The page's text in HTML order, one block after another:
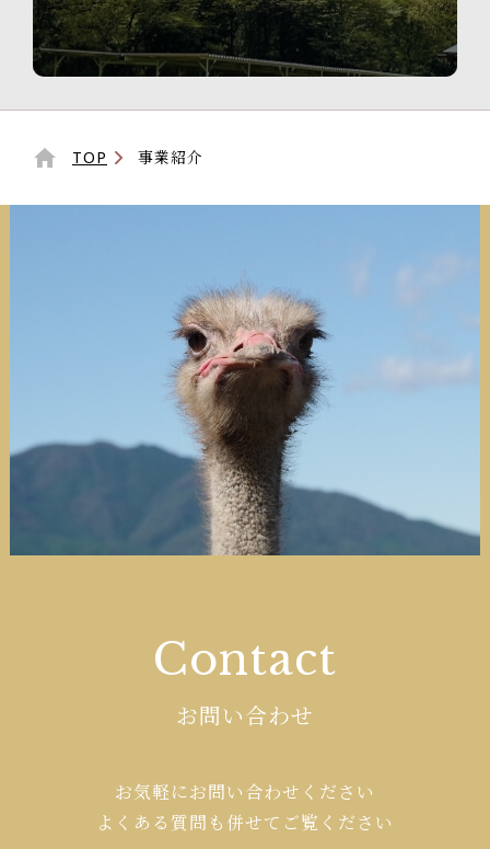
TOP 事業紹介
Contact
お問い合わせ
お気軽にお問い合わせください
よくある質問も併せてご覧ください